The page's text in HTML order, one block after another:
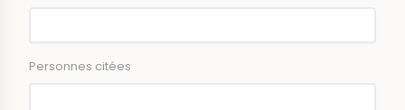
Personnes citées